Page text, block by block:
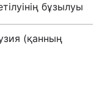
бұзылуы
(қанның